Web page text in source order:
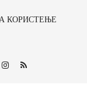
КОРИСТЕЊЕ